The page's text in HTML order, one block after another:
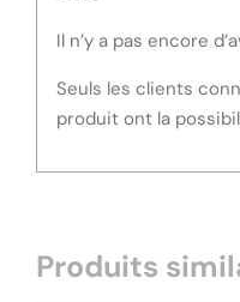
Il n’y a pas encore
Seuls les clients
produit ont la
Produits